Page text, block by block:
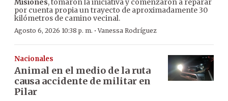
Misiones, tomaron la iniciativa y comenzaron a reparar
por cuenta propia un trayecto de aproximadamente 30
kilómetros de camino vecinal.
Agosto 6, 2026 10:38 p. m. ·Vanessa Rodríguez
Nacionales
Animal en el medio de la ruta
causa accidente de militar en
Pilar